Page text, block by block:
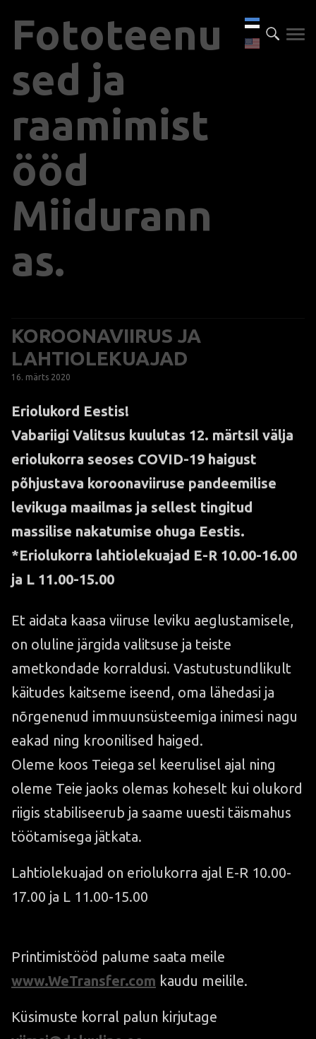
Fototeenu
sed ja
raamimist
ööd
Miidurann
as.
KOROONAVIIRUS JA
LAHTIOLEKUAJAD
16. märts 2020
Eriolukord Eestis!
Vabariigi Valitsus kuulutas 12. märtsil välja
eriolukorra seoses COVID-19 haigust
põhjustava koroonaviiruse pandeemilise
levikuga maailmas ja sellest tingitud
massilise nakatumise ohuga Eestis.
*Eriolukorra lahtiolekuajad E-R 10.00-16.00
ja L 11.00-15.00
Et aidata kaasa viiruse leviku aeglustamisele,
on oluline järgida valitsuse ja teiste
ametkondade korraldusi. Vastutustundlikult
käitudes kaitseme iseend, oma lähedasi ja
nõrgenenud immuunsüsteemiga inimesi nagu
eakad ning kroonilised haiged.
Oleme koos Teiega sel keerulisel ajal ning
oleme Teie jaoks olemas koheselt kui olukord
riigis stabiliseerub ja saame uuesti täismahus
töötamisega jätkata.
Lahtiolekuajad on eriolukorra ajal E-R 10.00-
17.00 ja L 11.00-15.00
Printimistööd palume saata meile
www.WeTransfer.com kaudu meilile.
Küsimuste korral palun kirjutage